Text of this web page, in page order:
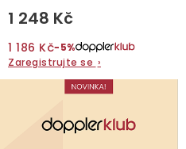
1 248 Kč
1 186 Kč−5%
Zaregistrujte se ›